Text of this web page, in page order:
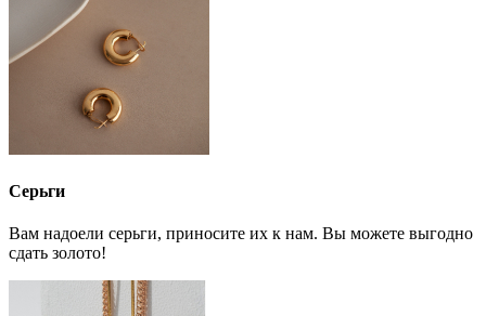
Серьги
Вам надоели серьги, приносите их к нам. Вы можете выгодно
сдать золото!